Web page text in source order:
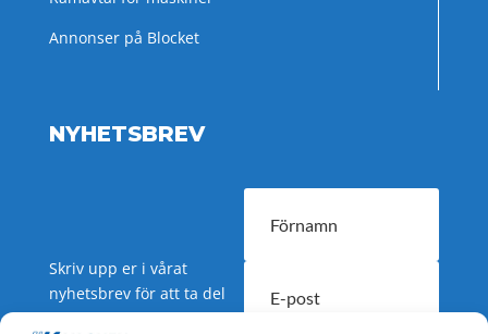
Annonser på Blocket
NYHETSBREV
Skriv upp er i vårat
nyhetsbrev för att ta del
av nyheter och